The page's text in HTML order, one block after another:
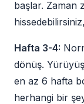
başlar. Zaman
Hafta 3-4:
dönüş.
en az 6 hafta
herhangi bir